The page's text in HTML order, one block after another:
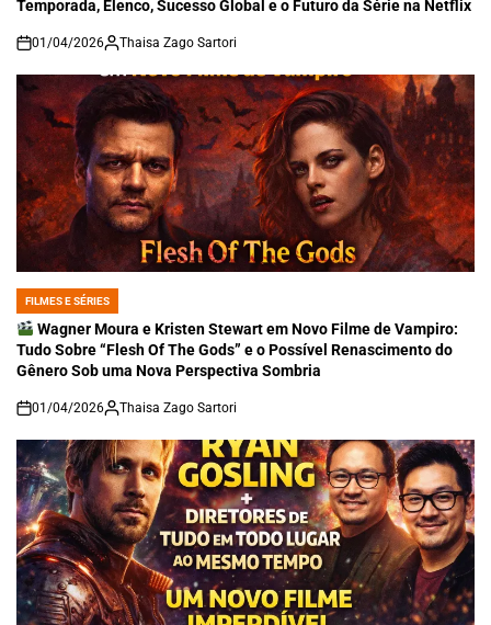
Temporada, Elenco, Sucesso Global e o Futuro da Série na Netflix
on
01/04/2026 Thaisa Zago Sartori
POSTED
IN
FILMES E SÉRIES
Wagner Moura e Kristen Stewart em Novo Filme de Vampiro:
Tudo Sobre “Flesh Of The Gods” e o Possível Renascimento do
Gênero Sob uma Nova Perspectiva Sombria
on
01/04/2026 Thaisa Zago Sartori